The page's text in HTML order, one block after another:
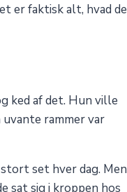
er faktisk alt, hvad de
ked af det. Hun ville
rammer var
set hver dag. Men
sat sig i kroppen hos